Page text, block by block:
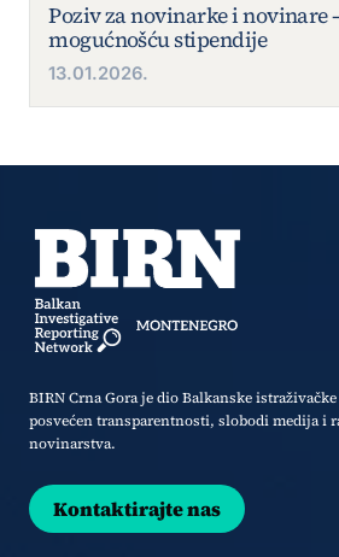
Poziv za novinarke i novinare
mogućnošću stipendije
13.01.2026.
BIRN Crna Gora je dio Balkanske
posvećen transparentnosti, slobodi medija i
novinarstva.
Kontaktirajte nas